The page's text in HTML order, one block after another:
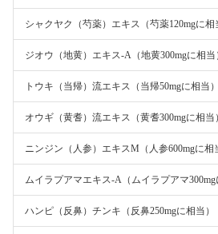
シャクヤク（芍薬）エキス（芍薬120mgに相
ジオウ（地黄）エキス-A（地黄300mgに相当
トウキ（当帰）流エキス（当帰50mgに相当）
オウギ（黄耆）流エキス（黄耆300mgに相当）
ニンジン（人参）エキスM（人参600mgに相
ムイラプアマエキス-A（ムイラプアマ300mg
ハンピ（反鼻）チンキ（反鼻250mgに相当）